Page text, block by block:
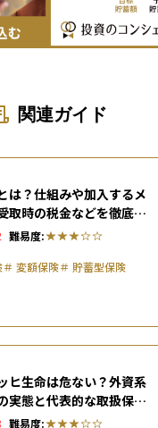
関連ガイド
は？仕組みや加入するメ
取時の税金などを徹底解
難易度:
＃ 変額保険＃ 貯蓄型保険
ヒ生命は危ない？外資系
実態と代表的な取扱保険
難易度: